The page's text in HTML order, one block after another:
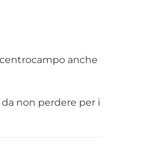
anche
non perdere per i